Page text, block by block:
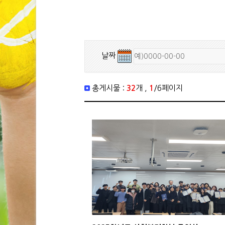
날짜
총게시물 : 32 개 , 1 /6페이지